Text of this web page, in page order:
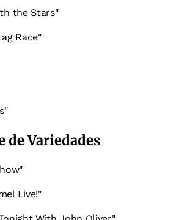
the Stars"
Race"
de Variedades
Live!"